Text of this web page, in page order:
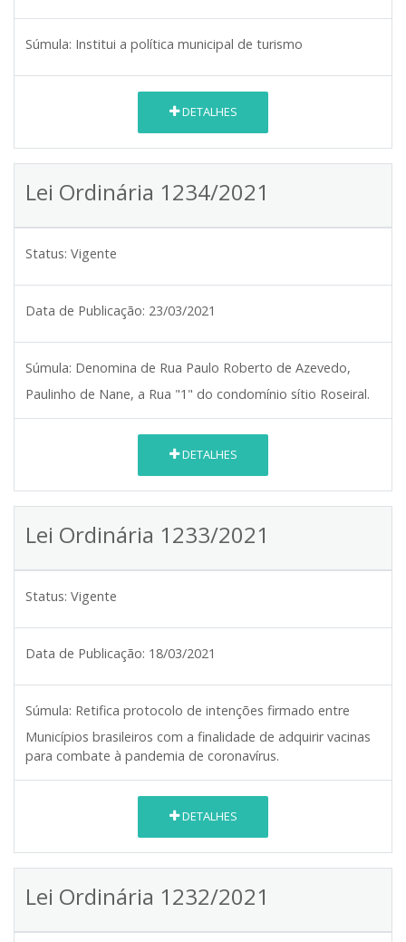
Súmula: Institui a política municipal de turismo
DETALHES
Lei Ordinária 1234/2021
Status: Vigente
Data de Publicação: 23/03/2021
Súmula: Denomina de Rua Paulo Roberto de Azevedo,
Paulinho de Nane, a Rua "1" do condomínio sítio Roseiral.
DETALHES
Lei Ordinária 1233/2021
Status: Vigente
Data de Publicação: 18/03/2021
Súmula: Retifica protocolo de intenções firmado entre
Municípios brasileiros com a finalidade de adquirir vacinas
para combate à pandemia de coronavírus.
DETALHES
Lei Ordinária 1232/2021